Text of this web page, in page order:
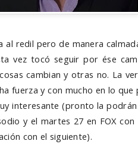
al redil pero de manera
vez tocó seguir por ése
cambian y otras no. La
fuerza y con mucho en lo que
interesante (pronto la
y el martes 27 en FOX
con el siguiente).